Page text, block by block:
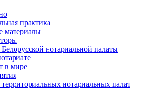
практика
материалы
нотариальной палаты
в мире
нотариальных палат